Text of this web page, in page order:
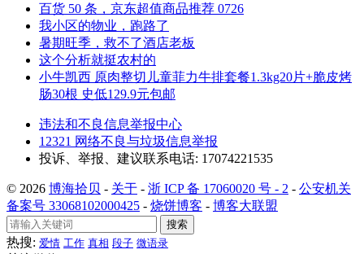
百货 50 条，京东超值商品推荐 0726
我小区的物业，跑路了
暑期旺季，救不了酒店老板
这个分析就挺农村的
小牛凯西 原肉整切儿童菲力牛排套餐1.3kg20片+脆皮烤
肠30根 史低129.9元包邮
违法和不良信息举报中心
12321 网络不良与垃圾信息举报
投诉、举报、建议联系电话: 17074221535
© 2026 博海拾贝 - 关于 - 浙 ICP 备 17060020 号 - 2 - 公安机关
备案号 33068102000425 - 烧饼博客 - 博客大联盟
搜索
热搜: 爱情 工作 真相 段子 微语录